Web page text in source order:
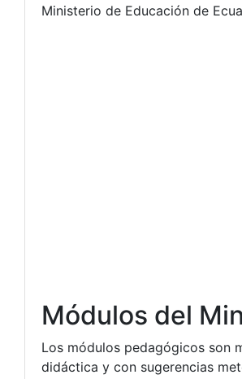
Ministerio de Educación de
Módulos del
Los módulos pedagógicos son
didáctica y con sugerencias